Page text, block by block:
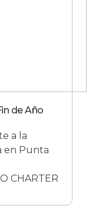
de Año
a la
en Punta
CHARTER